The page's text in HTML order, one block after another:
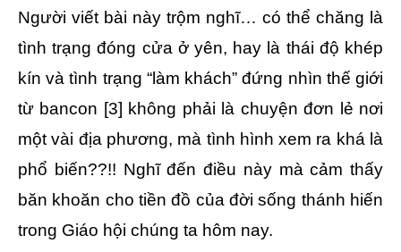
Người viết bài này trộm nghĩ… có thể chăng là
tình trạng đóng cửa ở yên, hay là thái độ khép
kín và tình trạng “làm khách” đứng nhìn thế giới
từ bancon [3] không phải là chuyện đơn lẻ nơi
một vài địa phương, mà tình hình xem ra khá là
phổ biến??!! Nghĩ đến điều này mà cảm thấy
băn khoăn cho tiền đồ của đời sống thánh hiến
trong Giáo hội chúng ta hôm nay.